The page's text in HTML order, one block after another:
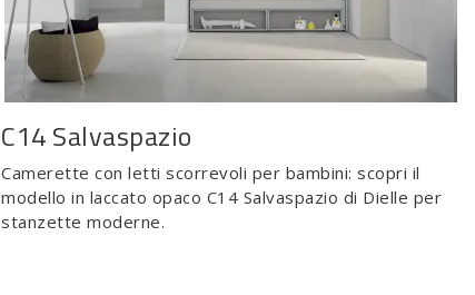
C14 Salvaspazio
Camerette con letti scorrevoli per bambini: scopri il
modello in laccato opaco C14 Salvaspazio di Dielle per
stanzette moderne.